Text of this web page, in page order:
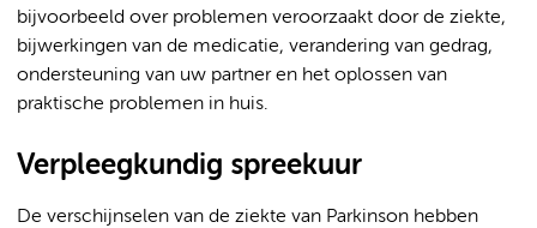
bijvoorbeeld over problemen veroorzaakt door de ziekte,
bijwerkingen van de medicatie, verandering van gedrag,
ondersteuning van uw partner en het oplossen van
praktische problemen in huis.
Verpleegkundig spreekuur
De verschijnselen van de ziekte van Parkinson hebben